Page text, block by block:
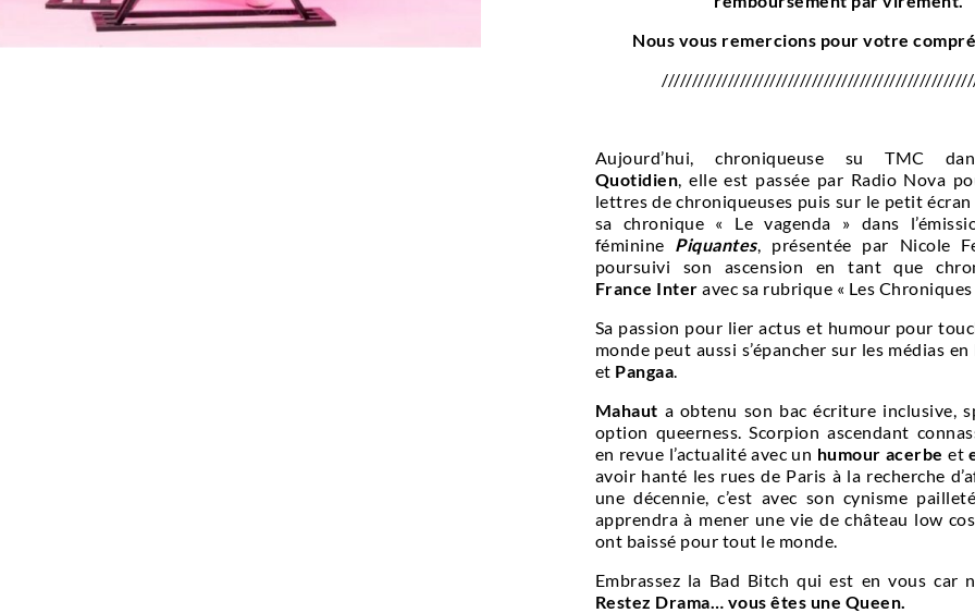
Nous vous remercions pour votre
Aujourd’hui, chroniqueuse su TMC
Quotidien, elle est passée par Radio Nova
lettres de chroniqueuses puis sur le petit écran
sa chronique « Le vagenda » dans
féminine Piquantes, présentée par Nicole
poursuivi son ascension en tant que
France Inter avec sa rubrique « Les
Sa passion pour lier actus et humour pour
monde peut aussi s’épancher sur les médias en
et Pangaa.
Mahaut a obtenu son bac écriture inclusive,
option queerness. Scorpion ascendant
en revue l’actualité avec un humour acerbeet
avoir hanté les rues de Paris à la recherche
une décennie, c’est avec son cynisme
apprendra à mener une vie de château low
ont baissé pour tout le monde.
Embrassez la Bad Bitch qui est en vous car
Restez Drama… vous êtes une Queen.